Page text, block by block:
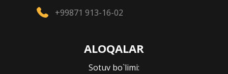
+99871 913-16-02
ALOQALAR
Sotuv bo`limi: